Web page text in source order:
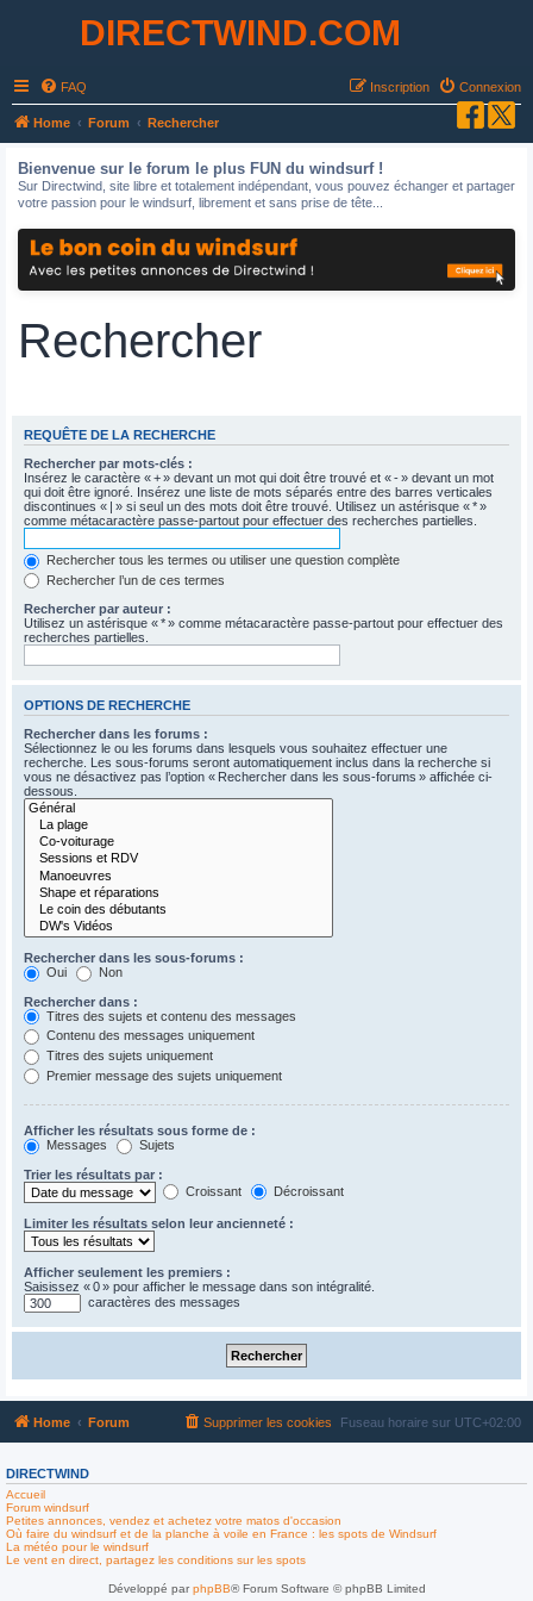
DIRECTWIND.COM
FAQ Connexion
Inscription
Home Forum Rechercher
Bienvenue sur le forum le plus FUN du windsurf !
Sur Directwind, site libre et totalement indépendant, vous pouvez échanger et partager
votre passion pour le windsurf, librement et sans prise de tête...
Rechercher
REQUÊTE DE LA RECHERCHE
Rechercher par mots-clés :
Insérez le caractère « + » devant un mot qui doit être trouvé et « - » devant un mot
qui doit être ignoré. Insérez une liste de mots séparés entre des barres verticales
discontinues « | » si seul un des mots doit être trouvé. Utilisez un astérisque « * »
comme métacaractère passe-partout pour effectuer des recherches partielles.
Rechercher tous les termes ou utiliser une question complète
Rechercher l’un de ces termes
Rechercher par auteur :
Utilisez un astérisque « * » comme métacaractère passe-partout pour effectuer des
recherches partielles.
OPTIONS DE RECHERCHE
Rechercher dans les forums :
Sélectionnez le ou les forums dans lesquels vous souhaitez effectuer une
recherche. Les sous-forums seront automatiquement inclus dans la recherche si
vous ne désactivez pas l’option « Rechercher dans les sous-forums » affichée ci-
dessous.
Rechercher dans les sous-forums :
Oui
Non
Rechercher dans :
Titres des sujets et contenu des messages
Contenu des messages uniquement
Titres des sujets uniquement
Premier message des sujets uniquement
Afficher les résultats sous forme de :
Messages
Sujets
Trier les résultats par :
Croissant
Décroissant
Limiter les résultats selon leur ancienneté :
Afficher seulement les premiers :
Saisissez « 0 » pour afficher le message dans son intégralité.
caractères des messages
Home Forum Fuseau horaire sur UTC+02:00
Supprimer les cookies
DIRECTWIND
Accueil
Forum windsurf
Petites annonces, vendez et achetez votre matos d'occasion
Où faire du windsurf et de la planche à voile en France : les spots de Windsurf
La météo pour le windsurf
Le vent en direct, partagez les conditions sur les spots
Développé parphpBB® Forum Software © phpBB Limited